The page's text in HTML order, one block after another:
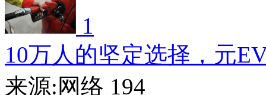
1
10万人的坚定选择，元
来源:网络 194